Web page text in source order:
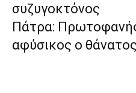
συζυγοκτόνος
Πάτρα:
αφύσικος ο